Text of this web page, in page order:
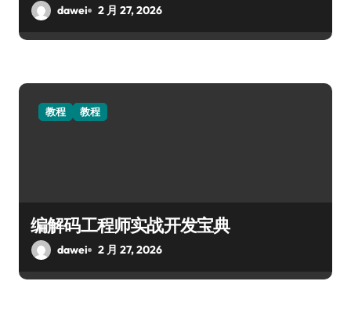
dawei 2 月 27, 2026
教程 教程
编解码工程师实战开发宝典
dawei 2 月 27, 2026